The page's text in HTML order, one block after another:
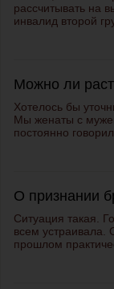
рассчитывать на
инвалид второй
Можно ли
Хотелось бы
Мы женаты с
постоянно
О признании
Ситуация такая.
всем устраивала.
прошлом